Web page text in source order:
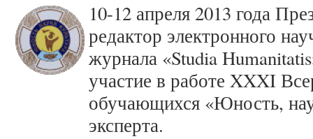
10-12 апреля 2013 года
редактор электронного
журнала «Studia
участие в работе XXXI
обучающихся «Юность,
эксперта.